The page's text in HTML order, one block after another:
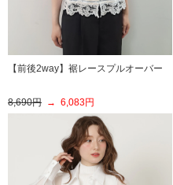
【前後2way】裾レースプルオーバー
8,690円 → 6,083円